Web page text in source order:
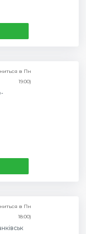
в Пн
19:00)
в Пн
18:00)